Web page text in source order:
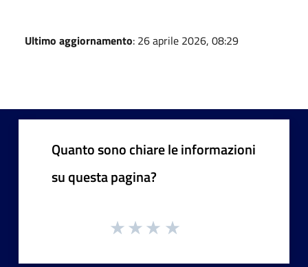
Ultimo aggiornamento: 26 aprile 2026, 08:29
Quanto sono chiare le informazioni
su questa pagina?